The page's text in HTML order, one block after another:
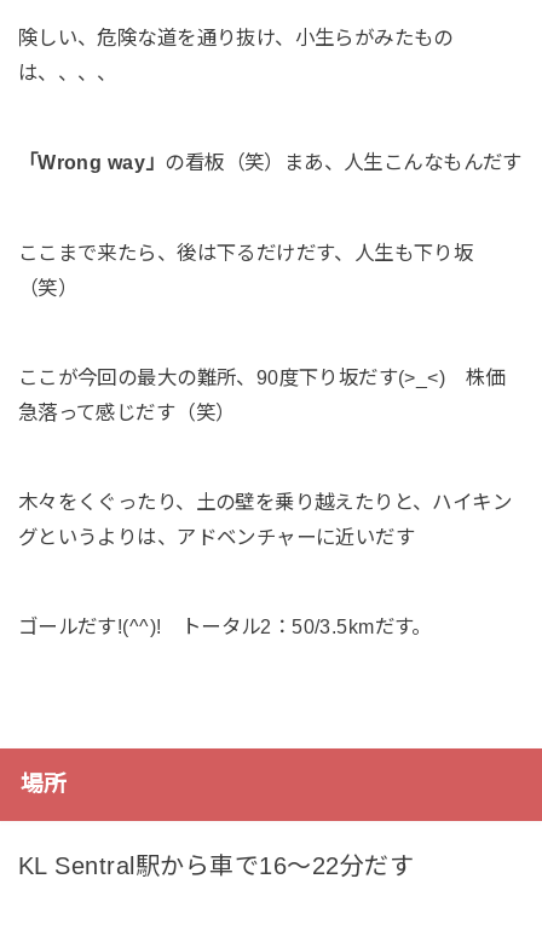
険しい、危険な道を通り抜け、小生らがみたもの
は、、、、
「Wrong way」 の看板（笑）まあ、人生こんなもんだす
ここまで来たら、後は下るだけだす、人生も下り坂
（笑）
ここが今回の最大の難所、90度下り坂だす(>_<) 株価
急落って感じだす（笑）
木々をくぐったり、土の壁を乗り越えたりと、ハイキン
グというよりは、アドベンチャーに近いだす
ゴールだす!(^^)! トータル2：50/3.5kmだす。
場所
KL Sentral駅から車で16～22分だす